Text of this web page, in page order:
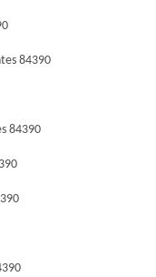
84390
84390